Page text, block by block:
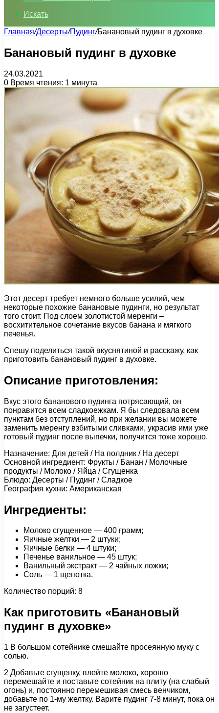
Искать
Главная/Десерты/Пудинг/Банановый пудинг в духовке
Банановый пудинг в духовке
24.03.2021
0 Время чтения: 1 минута
Этот десерт требует немного больше усилий, чем
некоторые похожие банановые пудинги, но результат
того стоит. Под слоем золотистой меренги –
восхитительное сочетание вкусов банана и мягкого
печенья.
Спешу поделиться такой вкуснятиной и расскажу, как
приготовить банановый пудинг в духовке.
Описание приготовления:
Вкус этого бананового пудинга потрясающий, он
понравится всем сладкоежкам. Я бы следовала всем
пунктам без отступлений, но при желании вы можете
заменить меренгу взбитыми сливками, украсив ими уже
готовый пудинг после выпечки, получится тоже хорошо.
Назначение: Для детей / На полдник / На десерт
Основной ингредиент: Фрукты / Банан / Молочные
продукты / Молоко / Яйца / Сгущенка
Блюдо: Десерты / Пудинг / Сладкое
География кухни: Американская
Ингредиенты:
Молоко сгущенное — 400 грамм;
Яичные желтки — 2 штуки;
Яичные белки — 4 штуки;
Печенье ванильное — 45 штук;
Ванильный экстракт — 2 чайных ложки;
Соль — 1 щепотка.
Количество порций: 8
Как приготовить «Банановый
пудинг в духовке»
1 В большом сотейнике смешайте просеянную муку с
солью.
2 Добавьте сгущенку, влейте молоко, хорошо
перемешайте и поставьте сотейник на плиту (на слабый
огонь) и, постоянно перемешивая смесь венчиком,
добавьте по 1-му желтку. Варите пудинг 7-8 минут, пока он
не загустеет.